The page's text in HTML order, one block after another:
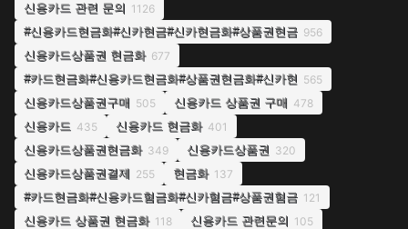
신용카드 관련 문의 1126
#신용카드현금화#신카현금#신카현금화#상품권현금 956
신용카드상품권 현금화 677
#카드현금화#신용카드현금화#상품권현금화#신카현 565
신용카드상품권구매 505 신용카드 상품권 구매 478
신용카드 435 신용카드 현금화 401
신용카드상품권현금화 349 신용카드상품권 320
신용카드상품권결제 255 현금화 137
#카드현금화#신용카드혐금화#신카혐금#상품권혐금 121
신용카드 상품권 현금화 118 신용카드 관련문의 105